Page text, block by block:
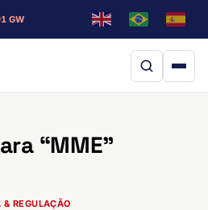
GW
“MME”
& REGULAÇÃO